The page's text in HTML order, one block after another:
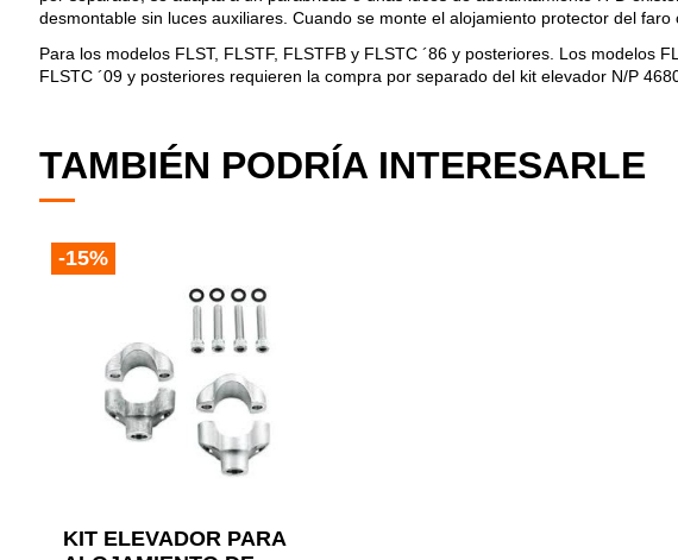
desmontable sin luces auxiliares. Cuando se monte el alojamiento protector del
Para los modelos FLST, FLSTF, FLSTFB y FLSTC ´86 y posteriores. Los
FLSTC ´09 y posteriores requieren la compra por separado del kit elevador N/P
TAMBIÉN PODRÍA INTERESARLE
-15%
KIT ELEVADOR PARA